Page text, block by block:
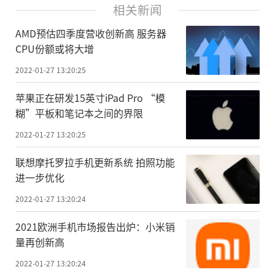
相关新闻
AMD预估四季度营收创新高 服务器
CPU份额或将大增
2022-01-27 13:20:25
苹果正在研发15英寸iPad Pro “模
糊”平板和笔记本之间的界限
2022-01-27 13:20:25
联想摩托罗拉手机更新系统 拍照功能
进一步优化
2022-01-27 13:20:24
2021欧洲手机市场报告出炉：小米销
量再创新高
2022-01-27 13:20:24